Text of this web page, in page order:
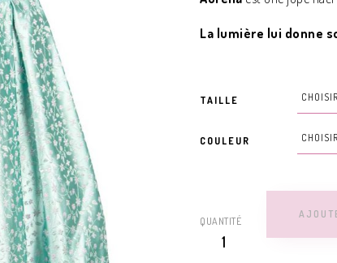
La lumière lui donne
TAILLE
COULEUR
QUANTITÉ